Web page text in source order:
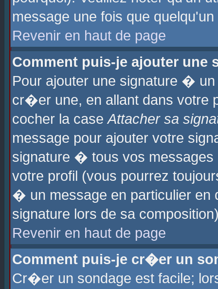
message une fois que
Revenir en haut de page
Comment puis-je ajouter une
Pour ajouter une signature �
cr�er une, en allant dans
cocher la caseAttacher sa
message pour ajouter votre
signature � tous vos
votre profil (vous pourrez
� un message en particulier
signature lors de sa
Revenir en haut de page
Comment puis-je cr�er un
Cr�er un sondage est facile;